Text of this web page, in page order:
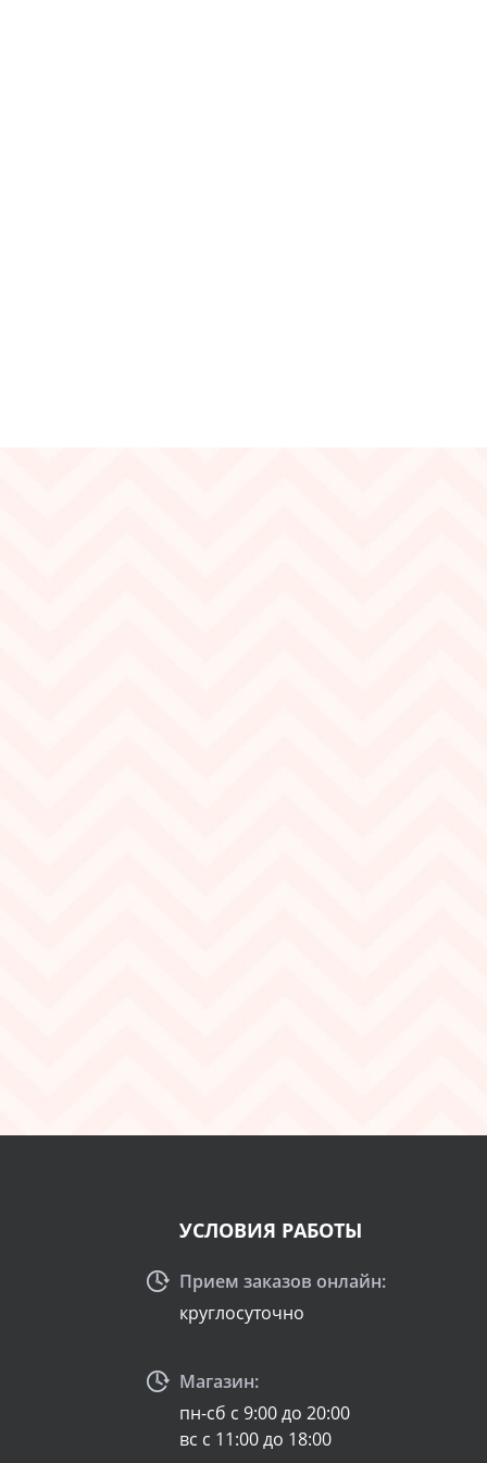
УСЛОВИЯ РАБОТЫ
Прием заказов онлайн:
круглосуточно
Магазин:
пн-сб с 9:00 до 20:00
вс с 11:00 до 18:00